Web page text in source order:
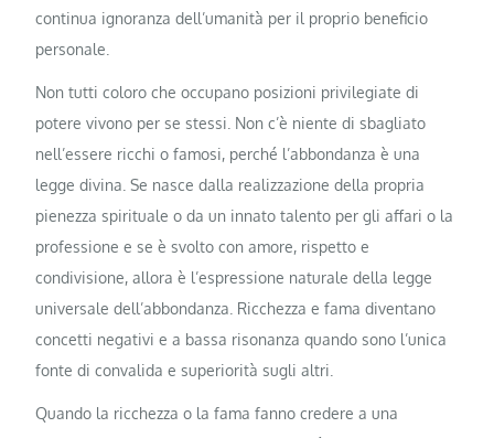
continua ignoranza dell’umanità per il proprio beneficio
personale.
Non tutti coloro che occupano posizioni privilegiate di
potere vivono per se stessi. Non c’è niente di sbagliato
nell’essere ricchi o famosi, perché l’abbondanza è una
legge divina. Se nasce dalla realizzazione della propria
pienezza spirituale o da un innato talento per gli affari o la
professione e se è svolto con amore, rispetto e
condivisione, allora è l’espressione naturale della legge
universale dell’abbondanza. Ricchezza e fama diventano
concetti negativi e a bassa risonanza quando sono l’unica
fonte di convalida e superiorità sugli altri.
Quando la ricchezza o la fama fanno credere a una